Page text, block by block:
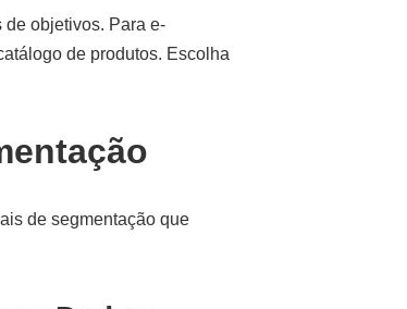
de objetivos. Para e-
de produtos. Escolha
de segmentação que